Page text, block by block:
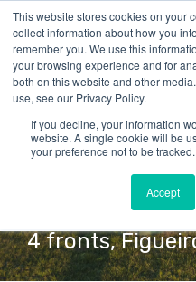
This website stores cookies on your
collect information about how you
remember you. We use this
your browsing experience and for
both on this website and other
use, see our Privacy Policy.
If you decline, your information
website. A single cookie will be
your preference not to be tracked.
Accept
Villa de 5
4 fronts,